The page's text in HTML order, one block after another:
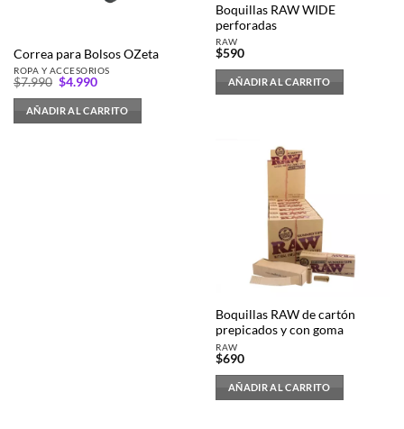
Correa para Bolsos OZeta
ROPA Y ACCESORIOS
$7.990 El
original
era:
$7.990.
$4.990El
actual
es:
$4.990.
AÑADIR AL CARRITO
Boquillas RAW WIDE
perforadas
RAW
$590
AÑADIR AL CARRITO
Boquillas RAW de cartón
prepicados y con goma
RAW
$690
AÑADIR AL CARRITO